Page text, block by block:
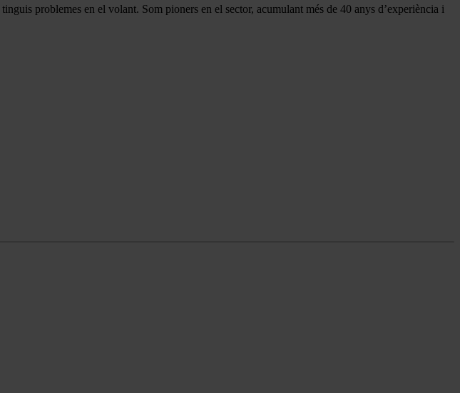
problemes en el volant. Som pioners en el sector, acumulant més de 40 anys d’experiència i